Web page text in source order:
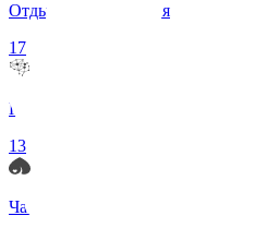
Отдых и Развлечения
17
Нейросети и ИИ
13
Чаты по интересам